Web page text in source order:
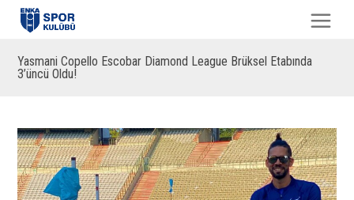
Yasmani Copello Escobar Diamond League Brüksel Etabında
3’üncü Oldu!